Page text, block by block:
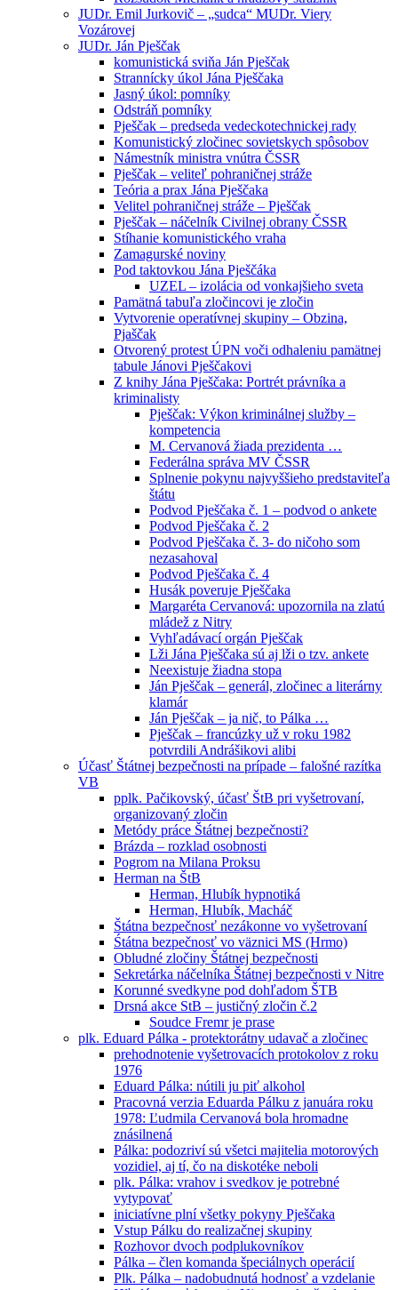
JUDr. Emil Jurkovič – „sudca“ MUDr. Viery
Vozárovej
JUDr. Ján Pješčak
komunistická sviňa Ján Pješčak
Strannícky úkol Jána Pješčaka
Jasný úkol: pomníky
Odstráň pomníky
Pješčak – predseda vedeckotechnickej rady
Komunistický zločinec sovietskych spôsobov
Námestník ministra vnútra ČSSR
Pješčak – veliteľ pohraničnej stráže
Teória a prax Jána Pješčaka
Velitel pohraničnej stráže – Pješčak
Pješčak – náčelník Civilnej obrany ČSSR
Stíhanie komunistického vraha
Zamagurské noviny
Pod taktovkou Jána Pješčáka
UZEL – izolácia od vonkajšieho sveta
Pamätná tabuľa zločincovi je zločin
Vytvorenie operatívnej skupiny – Obzina,
Pjaščak
Otvorený protest ÚPN voči odhaleniu pamätnej
tabule Jánovi Pješčakovi
Z knihy Jána Pješčaka: Portrét právníka a
kriminalisty
Pješčak: Výkon kriminálnej služby –
kompetencia
M. Cervanová žiada prezidenta …
Federálna správa MV ČSSR
Splnenie pokynu najvyššieho predstaviteľa
štátu
Podvod Pješčaka č. 1 – podvod o ankete
Podvod Pješčaka č. 2
Podvod Pješčaka č. 3- do ničoho som
nezasahoval
Podvod Pješčaka č. 4
Husák poveruje Pješčaka
Margaréta Cervanová: upozornila na zlatú
mládež z Nitry
Vyhľadávací orgán Pješčak
Lži Jána Pješčaka sú aj lži o tzv. ankete
Neexistuje žiadna stopa
Ján Pješčak – generál, zločinec a literárny
klamár
Ján Pješčak – ja nič, to Pálka …
Pješčak – francúzky už v roku 1982
potvrdili Andrášikovi alibi
Účasť Štátnej bezpečnosti na prípade – falošné razítka
VB
pplk. Pačikovský, účasť ŠtB pri vyšetrovaní,
organizovaný zločin
Metódy práce Štátnej bezpečnosti?
Brázda – rozklad osobnosti
Pogrom na Milana Proksu
Herman na ŠtB
Herman, Hlubík hypnotiká
Herman, Hlubík, Macháč
Štátna bezpečnosť nezákonne vo vyšetrovaní
Śtátna bezpečnosť vo väznici MS (Hrmo)
Obludné zločiny Štátnej bezpečnosti
Sekretárka náčelníka Štátnej bezpečnosti v Nitre
Korunné svedkyne pod dohľadom ŠTB
Drsná akce StB – justičný zločin č.2
Soudce Fremr je prase
plk. Eduard Pálka - protektorátny udavač a zločinec
prehodnotenie vyšetrovacích protokolov z roku
1976
Eduard Pálka: nútili ju piť alkohol
Pracovná verzia Eduarda Pálku z januára roku
1978: Ľudmila Cervanová bola hromadne
znásilnená
Pálka: podozriví sú všetci majitelia motorových
vozidiel, aj tí, čo na diskotéke neboli
plk. Pálka: vrahov i svedkov je potrebné
vytypovať
iniciatívne plní všetky pokyny Pješčaka
Vstup Pálku do realizačnej skupiny
Rozhovor dvoch podplukovníkov
Pálka – člen komanda špeciálnych operácií
Plk. Pálka – nadobudnutá hodnosť a vzdelanie